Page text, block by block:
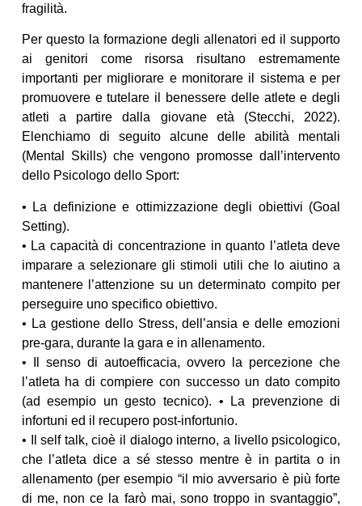
fragilità.
Per questo la formazione degli allenatori ed il supporto
ai genitori come risorsa risultano estremamente
importanti per migliorare e monitorare il sistema e per
promuovere e tutelare il benessere delle atlete e degli
atleti a partire dalla giovane età (Stecchi, 2022).
Elenchiamo di seguito alcune delle abilità mentali
(Mental Skills) che vengono promosse dall’intervento
dello Psicologo dello Sport:
• La definizione e ottimizzazione degli obiettivi (Goal
Setting).
• La capacità di concentrazione in quanto l’atleta deve
imparare a selezionare gli stimoli utili che lo aiutino a
mantenere l’attenzione su un determinato compito per
perseguire uno specifico obiettivo.
• La gestione dello Stress, dell’ansia e delle emozioni
pre-gara, durante la gara e in allenamento.
• Il senso di autoefficacia, ovvero la percezione che
l’atleta ha di compiere con successo un dato compito
(ad esempio un gesto tecnico). • La prevenzione di
infortuni ed il recupero post-infortunio.
• Il self talk, cioè il dialogo interno, a livello psicologico,
che l’atleta dice a sé stesso mentre è in partita o in
allenamento (per esempio “il mio avversario è più forte
di me, non ce la farò mai, sono troppo in svantaggio”,